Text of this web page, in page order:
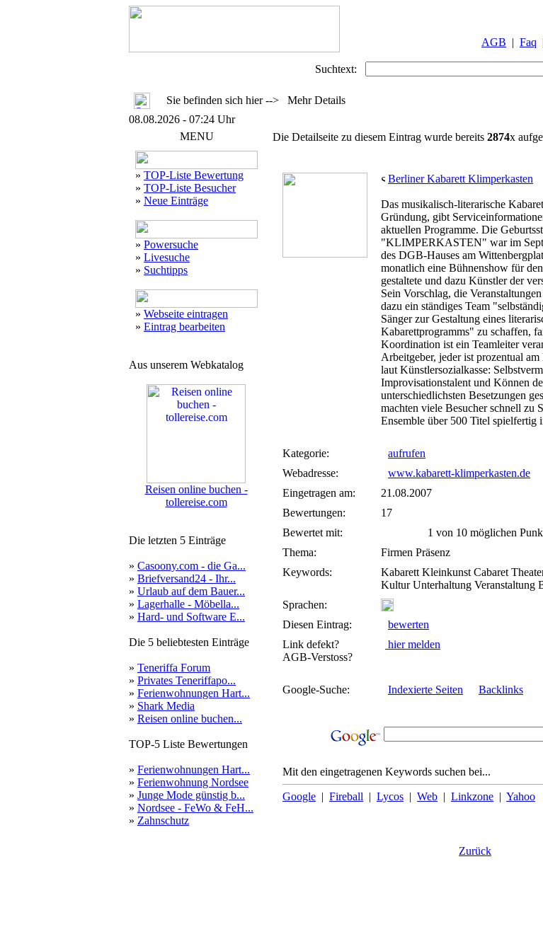
AGB | Faq
Suchtext:
Sie befinden sich hier --> Mehr Details
08.08.2026 - 07:24 Uhr
MENU
» TOP-Liste Bewertung
» TOP-Liste Besucher
» Neue Einträge
» Powersuche
» Livesuche
» Suchtipps
» Webseite eintragen
» Eintrag bearbeiten
Aus unserem Webkatalog
Reisen online buchen -
tollereise.com
Die letzten 5 Einträge
» Casoony.com - die Ga...
» Briefversand24 - Ihr...
» Urlaub auf dem Bauer...
» Lagerhalle - Möbella...
» Hard- und Software E...
Die 5 beliebtesten Einträge
» Teneriffa Forum
» Privates Teneriffapo...
» Ferienwohnungen Hart...
» Shark Media
» Reisen online buchen...
TOP-5 Liste Bewertungen
» Ferienwohnungen Hart...
» Ferienwohnung Nordsee
» Junge Mode günstig b...
» Nordsee - FeWo & FeH...
» Zahnschutz
Die Detailseite zu diesem Eintrag wurde bereits 2874x
Berliner Kabarett Klimperkasten
Das musikalisch-literarische
Gründung, gibt
aktuellen Programme. Die
"KLIMPERKASTEN" war im
des DGB-Hauses am
monatlich eine Bühnenshow für
gestaltete und dazu Künstler der
Sein Vorschlag, die
dazu ein ständiges Team
Sänger zur Gestaltung eines
Kabarettprogramms" zu schaffen,
Koordination ist ein Teamleiter
Arbeitgeber, jeder ist prozentual
laut Künstlersozialkasse:
Improvisationstalent und Können
unterschiedlichsten Besetzungen
machten viele Besucher schnell zu
Ensemble über 500 Titel spielfertig
Kategorie:
aufrufen
Webadresse:
www.kabarett-klimperkasten.de
Eingetragen am:
21.08.2007
Bewertungen:
17
Bewertet mit:
1 von 10 möglichen
Thema:
Firmen Präsenz
Keywords:
Kabarett Kleinkunst Cabaret
Kultur Unterhaltung Veranstaltung
Sprachen:
Diesen Eintrag:
bewerten
Link defekt?
AGB-Verstoss?
hier melden
Google-Suche: Indexierte Seiten Backlinks
Mit den eingetragenen Keywords suchen bei...
Google | Fireball | Lycos | Web | Linkzone | Yahoo
Zurück